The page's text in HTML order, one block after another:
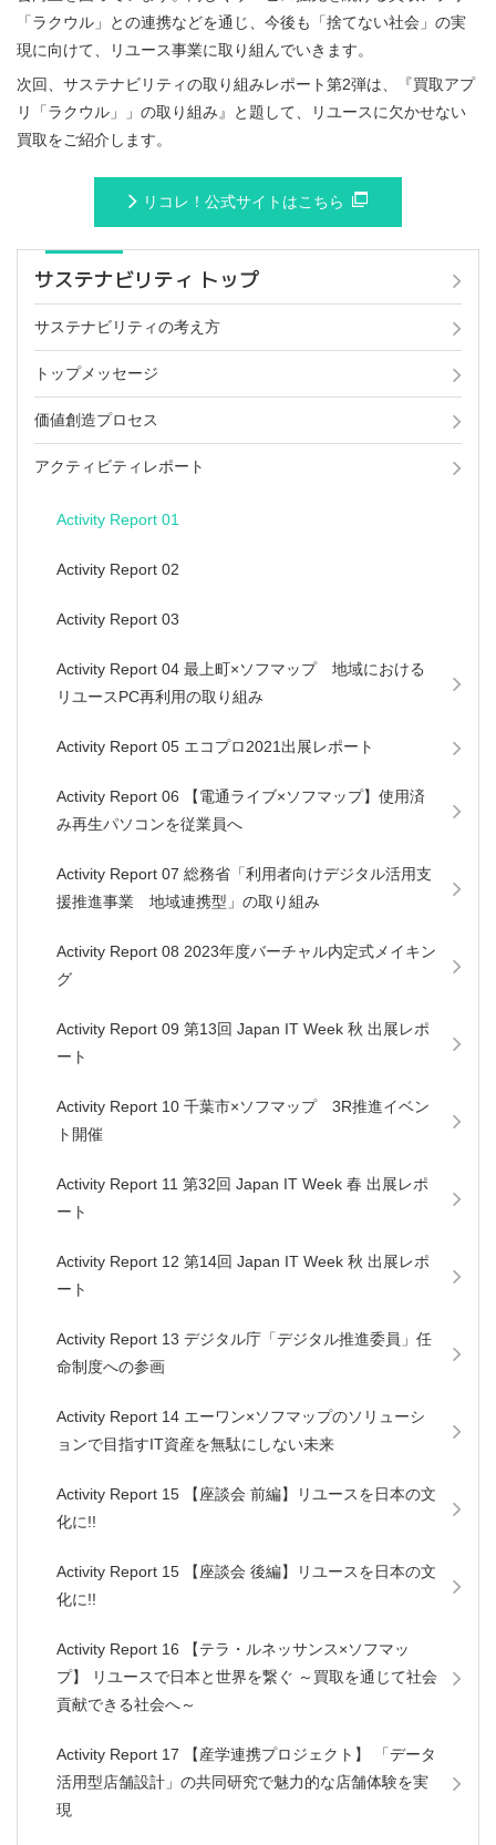
「ラクウル」との連携などを通じ、今後も「捨てない社会」の実
現に向けて、リユース事業に取り組んでいきます。
次回、サステナビリティの取り組みレポート第2弾は、『買取アプ
リ「ラクウル」」の取り組み』と題して、リユースに欠かせない
買取をご紹介します。
リコレ！公式サイトはこちら
サステナビリティ トップ
サステナビリティの考え方
トップメッセージ
価値創造プロセス
アクティビティレポート
Activity Report 01
Activity Report 02
Activity Report 03
Activity Report 04 最上町×ソフマップ 地域における
リユースPC再利用の取り組み
Activity Report 05 エコプロ2021出展レポート
Activity Report 06 【電通ライブ×ソフマップ】使用済
み再生パソコンを従業員へ
Activity Report 07 総務省「利用者向けデジタル活用支
援推進事業 地域連携型」の取り組み
Activity Report 08 2023年度バーチャル内定式メイキン
グ
Activity Report 09 第13回 Japan IT Week 秋 出展レポ
ート
Activity Report 10 千葉市×ソフマップ 3R推進イベン
ト開催
Activity Report 11 第32回 Japan IT Week 春 出展レポ
ート
Activity Report 12 第14回 Japan IT Week 秋 出展レポ
ート
Activity Report 13 デジタル庁「デジタル推進委員」任
命制度への参画
Activity Report 14 エーワン×ソフマップのソリューシ
ョンで目指すIT資産を無駄にしない未来
Activity Report 15 【座談会 前編】リユースを日本の文
化に!!
Activity Report 15 【座談会 後編】リユースを日本の文
化に!!
Activity Report 16 【テラ・ルネッサンス×ソフマッ
プ】 リユースで日本と世界を繋ぐ ～買取を通じて社会
貢献できる社会へ～
Activity Report 17 【産学連携プロジェクト】 「データ
活用型店舗設計」の共同研究で魅力的な店舗体験を実
現